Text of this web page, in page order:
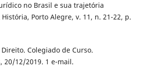
no Brasil e sua trajetória
Porto Alegre, v. 11, n. 21-22, p.
Direito. Colegiado de Curso.
20/12/2019. 1 e-mail.